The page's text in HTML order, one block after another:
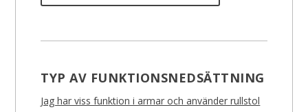
TYP AV FUNKTIONSNEDSÄTTNING
Jag har viss funktion i armar och använder rullstol